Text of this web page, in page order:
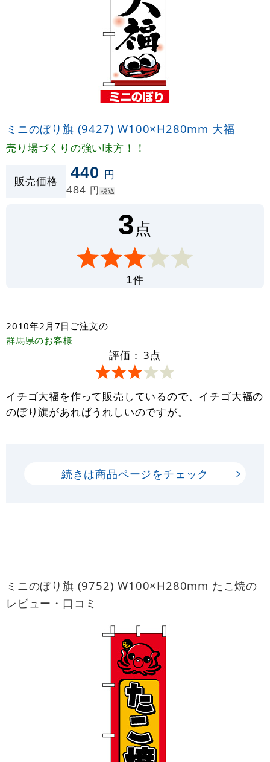
ミニのぼり旗 (9427) W100×H280mm 大福
売り場づくりの強い味方！！
販売価格 440 円
484 円 税込
3点
1件
2010年2月7日 ご注文の
群馬県のお客様
評価： 3点
イチゴ大福を作って販売しているので、イチゴ大福の
のぼり旗があればうれしいのですが。
続きは商品ページをチェック
ミニのぼり旗 (9752) W100×H280mm たこ焼の
レビュー・口コミ